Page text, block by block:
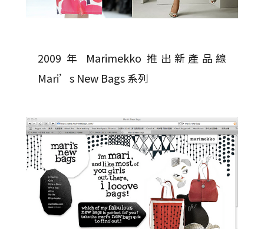
2009 年 Marimekko 推出新產品線
Mari’s New Bags 系列